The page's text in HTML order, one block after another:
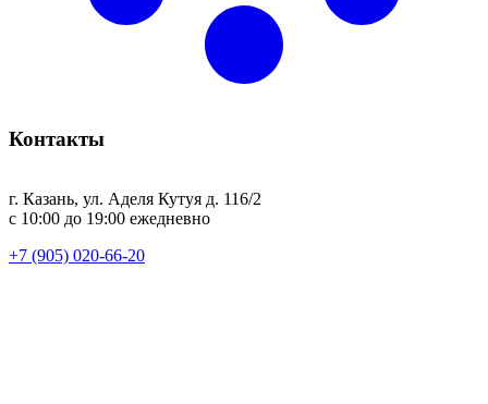
Контакты
г. Казань, ул. Аделя Кутуя д. 116/2
с 10:00 до 19:00 ежедневно
+7 (905) 020-66-20